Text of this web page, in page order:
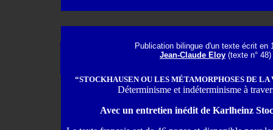
Publication bilingue d'un texte écrit en
Jean-Claude Eloy (texte n°
“STOCKHAUSEN OU LES MÉTAMORPHOSES DE
Déterminisme et indéterminisme à
Avec un entretien inédit de Karlheinz